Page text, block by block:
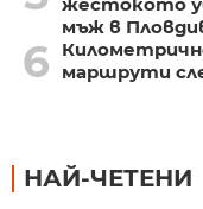
мъж в
6
маршрути
НАЙ-ЧЕТЕНИ